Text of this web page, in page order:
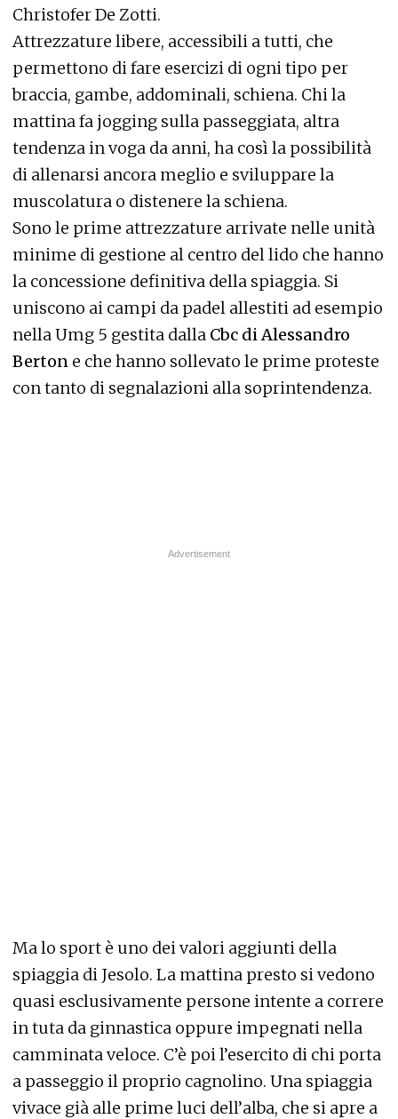
Christofer De Zotti.
Attrezzature libere, accessibili a tutti, che
permettono di fare esercizi di ogni tipo per
braccia, gambe, addominali, schiena. Chi la
mattina fa jogging sulla passeggiata, altra
tendenza in voga da anni, ha così la possibilità
di allenarsi ancora meglio e sviluppare la
muscolatura o distenere la schiena.
Sono le prime attrezzature arrivate nelle unità
minime di gestione al centro del lido che hanno
la concessione definitiva della spiaggia. Si
uniscono ai campi da padel allestiti ad esempio
nella Umg 5 gestita dalla Cbc di Alessandro
Berton e che hanno sollevato le prime proteste
con tanto di segnalazioni alla soprintendenza.
Ma lo sport è uno dei valori aggiunti della
spiaggia di Jesolo. La mattina presto si vedono
quasi esclusivamente persone intente a correre
in tuta da ginnastica oppure impegnati nella
camminata veloce. C’è poi l’esercito di chi porta
a passeggio il proprio cagnolino. Una spiaggia
vivace già alle prime luci dell’alba, che si apre a